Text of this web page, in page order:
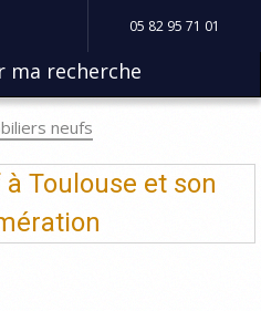
05 82 95 71 01
ma recherche
neufs
Toulouse et son